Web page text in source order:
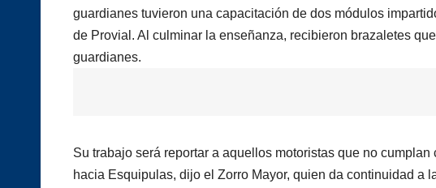
guardianes tuvieron una capacitación de dos módulos
de Provial. Al culminar la enseñanza, recibieron brazaletes
guardianes.
Su trabajo será reportar a aquellos motoristas que no
hacia Esquipulas, dijo el Zorro Mayor, quien da continuidad a